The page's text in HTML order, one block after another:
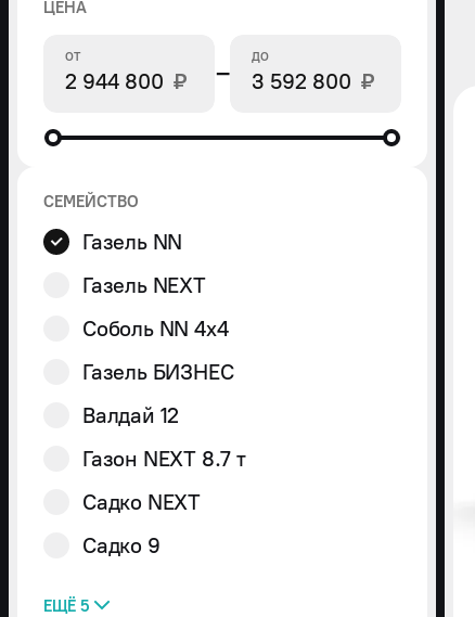
ЦЕНА
₽
ОТ − ₽
ДО
СЕМЕЙСТВО
Газель NN
Газель NEXT
Соболь NN 4x4
Газель БИЗНЕС
Валдай 12
Газон NEXT 8.7 т
Садко NEXT
Садко 9
ЕЩЁ 5
Газель
e-
Соболь
БИЗНЕС
БИЗНЕС